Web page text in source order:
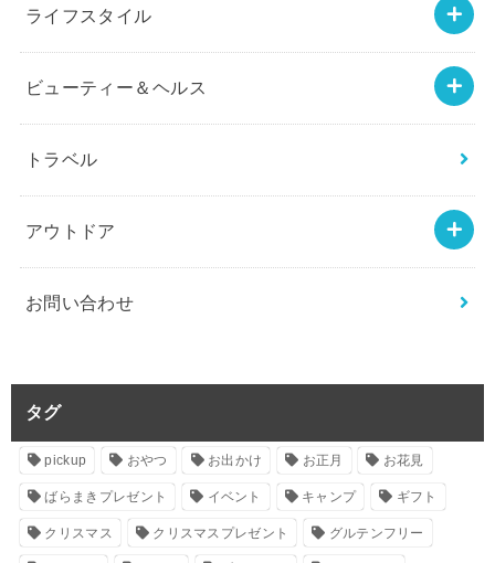
ライフスタイル
ビューティー＆ヘルス
トラベル
アウトドア
お問い合わせ
タグ
pickup おやつ お出かけ お正月 お花見
ばらまきプレゼント イベント キャンプ ギフト
クリスマス クリスマスプレゼント グルテンフリー